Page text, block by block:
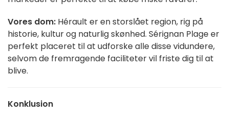
Vores dom: Hérault er en storslået region, rig på
historie, kultur og naturlig skønhed. Sérignan Plage er
perfekt placeret til at udforske alle disse vidundere,
selvom de fremragende faciliteter vil friste dig til at
blive.
Konklusion